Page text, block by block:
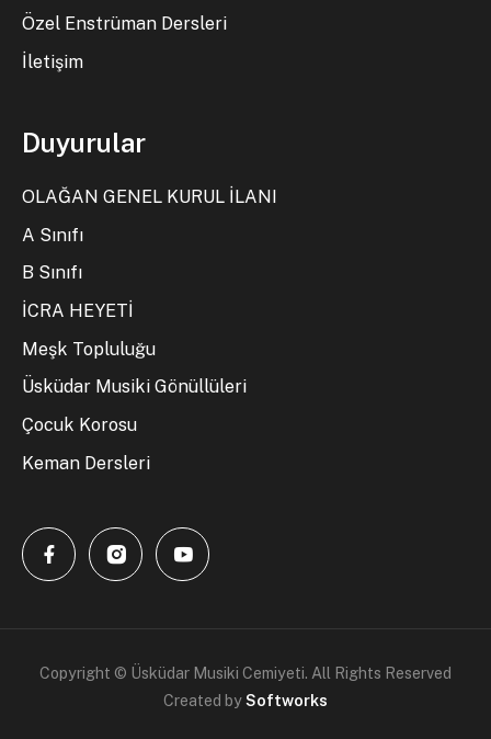
Özel Enstrüman Dersleri
İletişim
Duyurular
OLAĞAN GENEL KURUL İLANI
A Sınıfı
B Sınıfı
İCRA HEYETİ
Meşk Topluluğu
Üsküdar Musiki Gönüllüleri
Çocuk Korosu
Keman Dersleri
Copyright © Üsküdar Musiki Cemiyeti. All Rights Reserved
Created bySoftworks